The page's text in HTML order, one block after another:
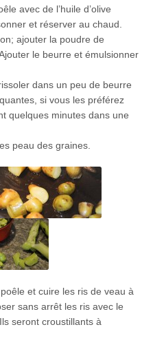
avec de l’huile d’olive
et réserver au chaud.
ajouter la poudre de
le beurre et émulsionner
dans un peu de beurre
si vous les préférez
quelques minutes dans une
peau des graines.
et cuire les ris de veau à
sans arrêt les ris avec le
seront croustillants à